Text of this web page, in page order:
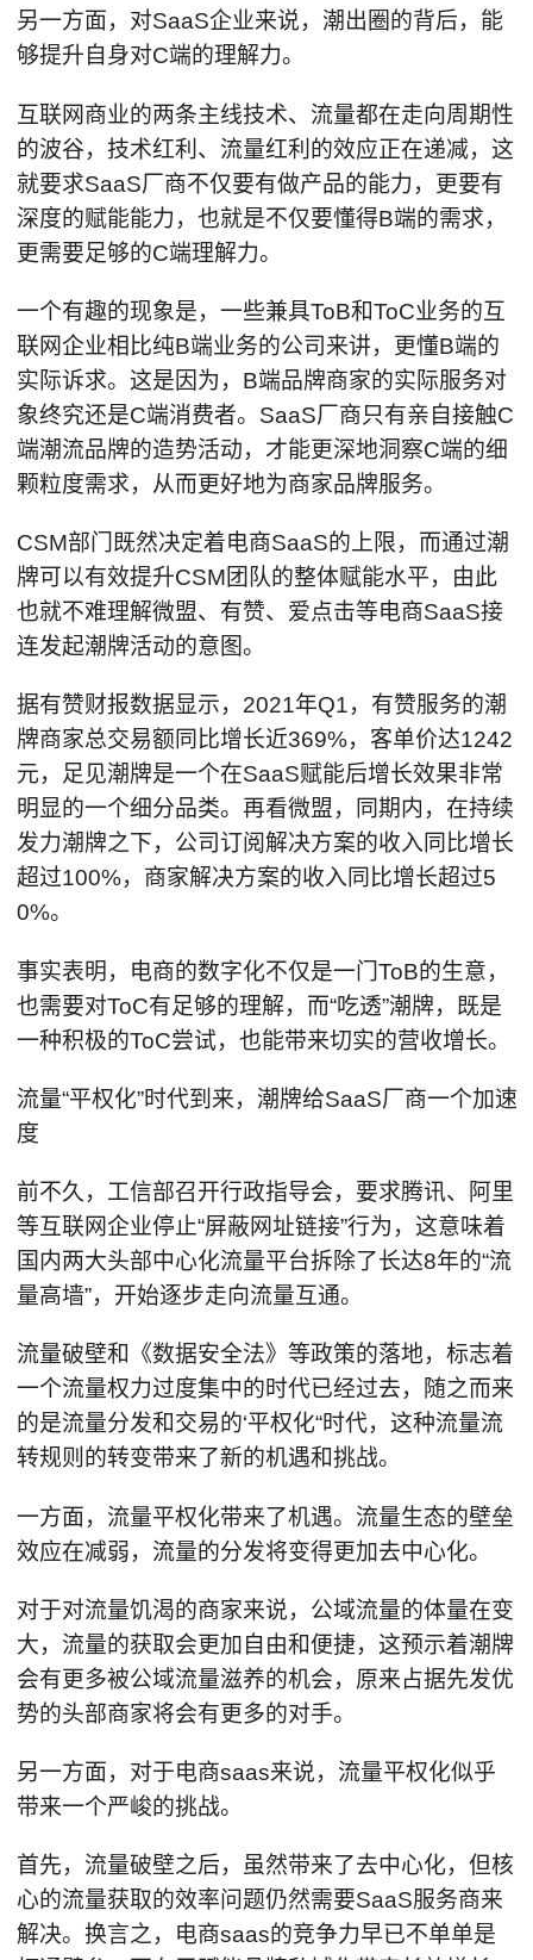
另一方面，对SaaS企业来说，潮出圈的背后，能
够提升自身对C端的理解力。
互联网商业的两条主线技术、流量都在走向周期性
的波谷，技术红利、流量红利的效应正在递减，这
就要求SaaS厂商不仅要有做产品的能力，更要有
深度的赋能能力，也就是不仅要懂得B端的需求，
更需要足够的C端理解力。
一个有趣的现象是，一些兼具ToB和ToC业务的互
联网企业相比纯B端业务的公司来讲，更懂B端的
实际诉求。这是因为，B端品牌商家的实际服务对
象终究还是C端消费者。SaaS厂商只有亲自接触C
端潮流品牌的造势活动，才能更深地洞察C端的细
颗粒度需求，从而更好地为商家品牌服务。
CSM部门既然决定着电商SaaS的上限，而通过潮
牌可以有效提升CSM团队的整体赋能水平，由此
也就不难理解微盟、有赞、爱点击等电商SaaS接
连发起潮牌活动的意图。
据有赞财报数据显示，2021年Q1，有赞服务的潮
牌商家总交易额同比增长近369%，客单价达1242
元，足见潮牌是一个在SaaS赋能后增长效果非常
明显的一个细分品类。再看微盟，同期内，在持续
发力潮牌之下，公司订阅解决方案的收入同比增长
超过100%，商家解决方案的收入同比增长超过5
0%。
事实表明，电商的数字化不仅是一门ToB的生意，
也需要对ToC有足够的理解，而“吃透”潮牌，既是
一种积极的ToC尝试，也能带来切实的营收增长。
流量“平权化”时代到来，潮牌给SaaS厂商一个加速
度
前不久，工信部召开行政指导会，要求腾讯、阿里
等互联网企业停止“屏蔽网址链接”行为，这意味着
国内两大头部中心化流量平台拆除了长达8年的“流
量高墙”，开始逐步走向流量互通。
流量破壁和《数据安全法》等政策的落地，标志着
一个流量权力过度集中的时代已经过去，随之而来
的是流量分发和交易的‘平权化“时代，这种流量流
转规则的转变带来了新的机遇和挑战。
一方面，流量平权化带来了机遇。流量生态的壁垒
效应在减弱，流量的分发将变得更加去中心化。
对于对流量饥渴的商家来说，公域流量的体量在变
大，流量的获取会更加自由和便捷，这预示着潮牌
会有更多被公域流量滋养的机会，原来占据先发优
势的头部商家将会有更多的对手。
另一方面，对于电商saas来说，流量平权化似乎
带来一个严峻的挑战。
首先，流量破壁之后，虽然带来了去中心化，但核
心的流量获取的效率问题仍然需要SaaS服务商来
解决。换言之，电商saas的竞争力早已不单单是